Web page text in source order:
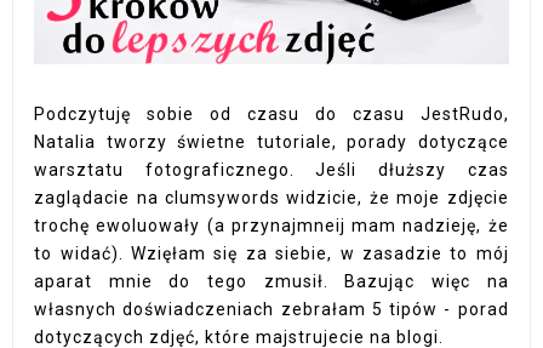
Podczytuję sobie od czasu do czasu JestRudo,
Natalia tworzy świetne tutoriale, porady dotyczące
warsztatu fotograficznego. Jeśli dłuższy czas
zaglądacie na clumsywords widzicie, że moje zdjęcie
trochę ewoluowały (a przynajmneij mam nadzieję, że
to widać). Wzięłam się za siebie, w zasadzie to mój
aparat mnie do tego zmusił. Bazując więc na
własnych doświadczeniach zebrałam 5 tipów - porad
dotyczących zdjęć, które majstrujecie na blogi.